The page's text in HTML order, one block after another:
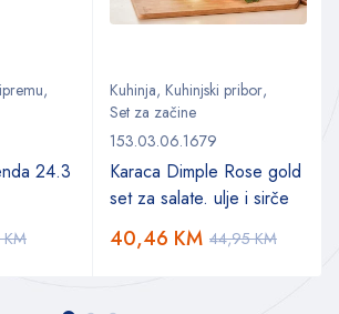
,
24.3
KM
Kuhinja, Kuhinjski pribor,
Set za začine
153.03.06.1679
Karaca Dimple Rose gold
set za salate. ulje i sirče
44,95KM
40,46 KM